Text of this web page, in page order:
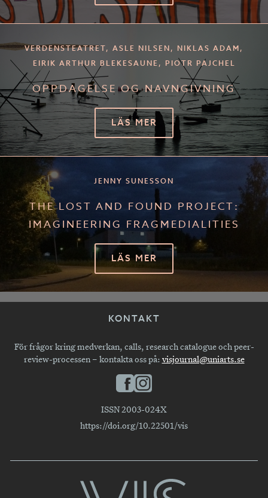
VERDENSTEATRET, ASLE NILSEN, NIKLAS ADAM,
EIRIK ARTHUR BLEKESAUNE, PIOTR PAJCHEL
OPPDAGELSE OG NAVNGIVNING
LÄS MER
JENNY SUNESSON
THE LOST AND FOUND PROJECT:
IMAGINEERING FRAGMEDIALITIES
LÄS MER
KONTAKT
För frågor kring medverkan, calls, research catalogue och peer-
review-processen – kontakta oss på: visjournal@uniarts.se
ISSN 2003-024X
https://doi.org/10.22501/vis